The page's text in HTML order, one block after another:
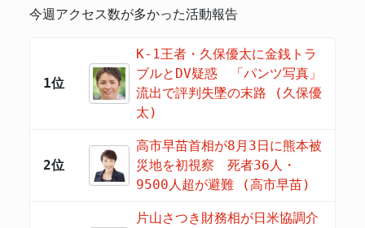
今週アクセス数が多かった活動報告
1位
K-1王者・久保優太に金銭トラ
ブルとDV疑惑 「パンツ写真」
流出で評判失墜の末路 (久保優
太)
2位
高市早苗首相が8月3日に熊本被
災地を初視察 死者36人・
9500人超が避難 (高市早苗)
片山さつき財務相が日米協調介